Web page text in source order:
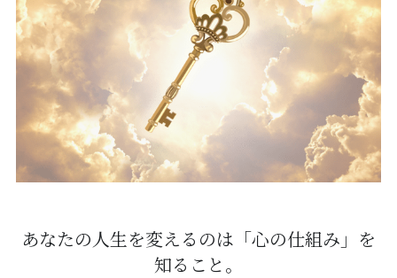
あなたの人生を変えるのは「心の仕組み」を
知ること。